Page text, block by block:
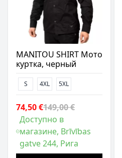
MANITOU SHIRT Мото
куртка, черный
S 4XL 5XL
74,50 €149,00 €
Доступно в
магазине, Brīvības
gatve 244, Рига